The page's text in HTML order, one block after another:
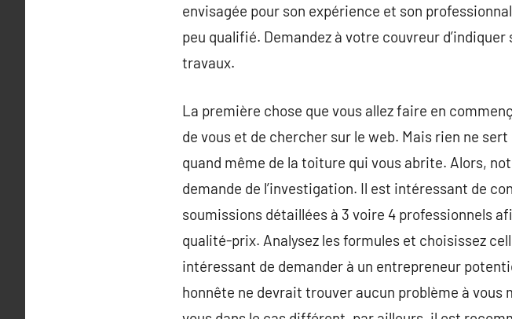
envisagée pour son expérience et son
peu qualifié. Demandez à votre couvreur
travaux.
La première chose que vous allez faire en
de vous et de chercher sur le web. Mais rien ne
quand même de la toiture qui vous abrite. Alors,
demande de l’investigation. Il est intéressant de
soumissions détaillées à 3 voire 4 professionnels
qualité-prix. Analysez les formules et choisissez
intéressant de demander à un entrepreneur
honnête ne devrait trouver aucun problème à